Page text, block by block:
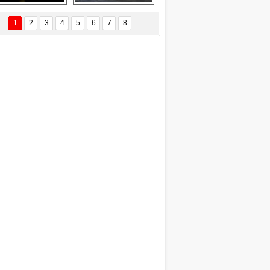
ÖZYANIK
Değişti?
Delta uçağına
yıldırım çarptı
Ford Focus RS
(2015)
1 2 3 4 5 6 7 8